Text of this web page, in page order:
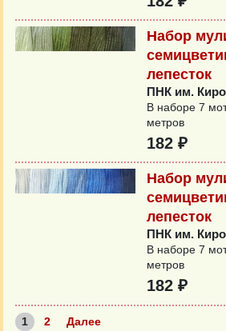
Набор
лепесток
ПНК им.
В наборе 7
метров
182 ₽
Набор
лепесток
ПНК им.
В наборе 7
метров
182 ₽
1 2 Далее